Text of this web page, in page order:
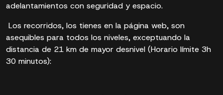
adelantamientos con seguridad y espacio.
Los recorridos, los tienes en la página web, son
asequibles para todos los niveles, exceptuando la
distancia de 21 km de mayor desnivel (Horario límite 3h
30 minutos):